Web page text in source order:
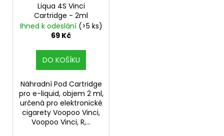
Liqua 4S Vinci
Cartridge - 2ml
Ihned k odeslání (>5 ks)
69 Kč
DO KOŠÍKU
Náhradní Pod Cartridge
pro e-liquid, objem 2 ml,
určená pro elektronické
cigarety Voopoo Vinci,
Voopoo Vinci, R,...